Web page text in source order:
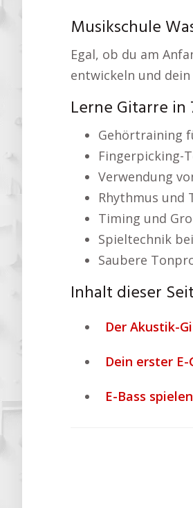
Musikschule
Egal, ob du am
entwickeln und
Lerne Gitarre in
Gehörtraining
Fingerpicking-
Verwendung
Rhythmus und
Timing und
Spieltechnik
Saubere
Inhalt dieser
Der Akustik-
Dein erster
E-Bass